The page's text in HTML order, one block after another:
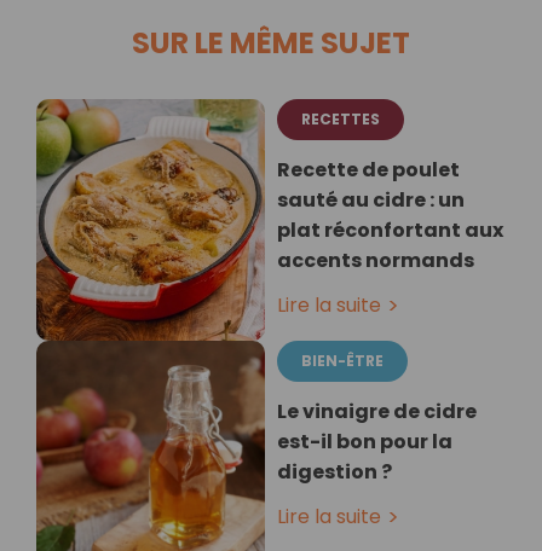
SUR LE MÊME SUJET
RECETTES
Recette de poulet
sauté au cidre : un
plat réconfortant aux
accents normands
Lire la suite
BIEN-ÊTRE
Le vinaigre de cidre
est-il bon pour la
digestion ?
Lire la suite